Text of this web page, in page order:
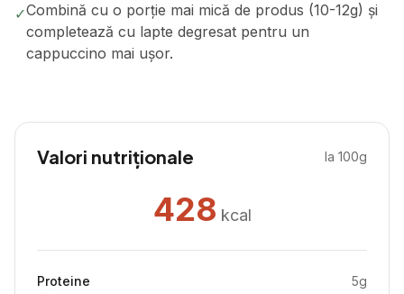
✓Combină cu o porție mai mică de produs (10-12g) și
completează cu lapte degresat pentru un
cappuccino mai ușor.
Valori nutriționale la 100g
428 kcal
Proteine 5g